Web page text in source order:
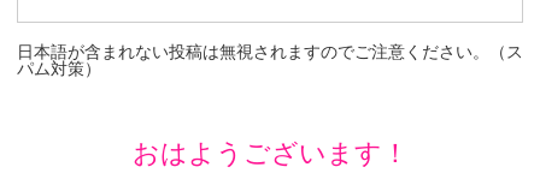
日本語が含まれない投稿は無視されますのでご注意ください。（ス
パム対策）
おはようございます！